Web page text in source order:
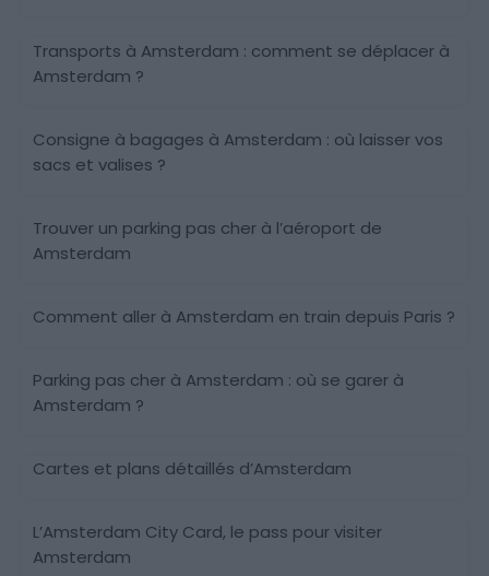
Transports à Amsterdam : comment se déplacer à
Amsterdam ?
Consigne à bagages à Amsterdam : où laisser vos
sacs et valises ?
Trouver un parking pas cher à l’aéroport de
Amsterdam
Comment aller à Amsterdam en train depuis Paris ?
Parking pas cher à Amsterdam : où se garer à
Amsterdam ?
Cartes et plans détaillés d’Amsterdam
L’Amsterdam City Card, le pass pour visiter
Amsterdam